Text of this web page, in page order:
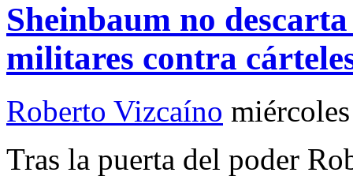
Sheinbaum no
militares contra
Roberto Vizcaíno
Tras la puerta del poder